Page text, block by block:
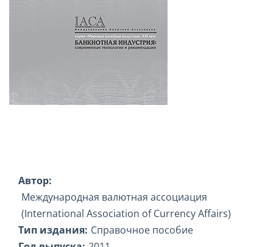
Автор:
Международная валютная ассоциация
(International Association of Currency Affairs)
Тип издания: Справочное пособие